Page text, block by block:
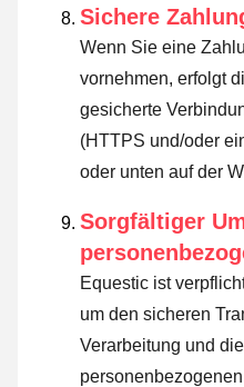
Sichere
Wenn Sie eine
vornehmen, erfolgt
gesicherte
(HTTPS und/oder
oder unten auf der
Sorgfältiger
Equestic ist
um den sicheren
Verarbeitung und